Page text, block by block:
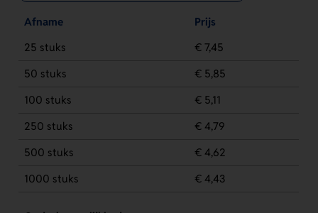
Afname
Prijs
25 stuks
€ 7,45
50 stuks
€ 5,85
100 stuks
€ 5,11
250 stuks
€ 4,79
500 stuks
€ 4,62
1000 stuks
€ 4,43